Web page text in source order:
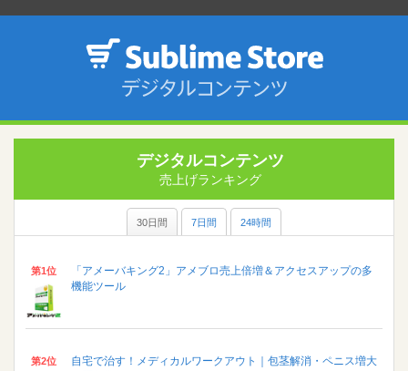
デジタルコンテンツ
売上げランキング
30日間 7日間 24時間
第1位
「アメーバキング2」アメブロ売上倍増＆アクセスアップの多
機能ツール
第2位
自宅で治す！メディカルワークアウト｜包茎解消・ペニス増大